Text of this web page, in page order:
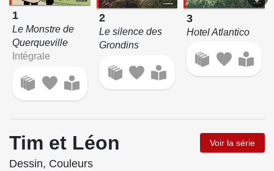
1
Le Monstre de
Querqueville
Intégrale
2
Le silence des
Grondins
3
Hotel Atlantico
Tim et Léon Voir la série
Dessin, Couleurs